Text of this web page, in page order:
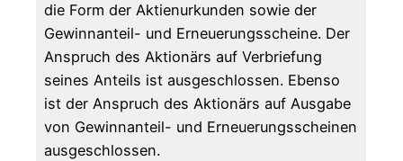
die Form der Aktienurkunden sowie der
Gewinnanteil- und Erneuerungsscheine. Der
Anspruch des Aktionärs auf Verbriefung
seines Anteils ist ausgeschlossen. Ebenso
ist der Anspruch des Aktionärs auf Ausgabe
von Gewinnanteil- und Erneuerungsscheinen
ausgeschlossen.